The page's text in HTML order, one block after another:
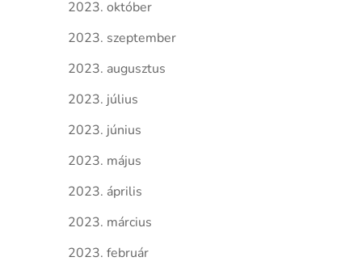
2023. október
2023. szeptember
2023. augusztus
2023. július
2023. június
2023. május
2023. április
2023. március
2023. február